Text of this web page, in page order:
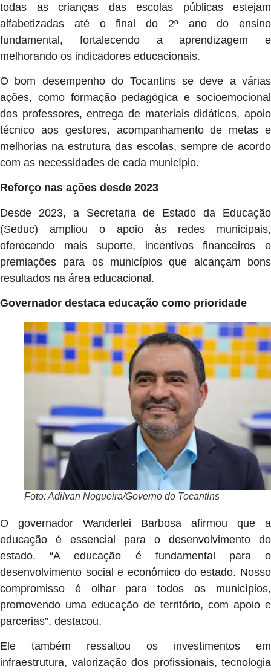
todas as crianças das escolas públicas estejam
alfabetizadas até o final do 2º ano do ensino
fundamental, fortalecendo a aprendizagem e
melhorando os indicadores educacionais.
O bom desempenho do Tocantins se deve a várias
ações, como formação pedagógica e socioemocional
dos professores, entrega de materiais didáticos, apoio
técnico aos gestores, acompanhamento de metas e
melhorias na estrutura das escolas, sempre de acordo
com as necessidades de cada município.
Reforço nas ações desde 2023
Desde 2023, a Secretaria de Estado da Educação
(Seduc) ampliou o apoio às redes municipais,
oferecendo mais suporte, incentivos financeiros e
premiações para os municípios que alcançam bons
resultados na área educacional.
Governador destaca educação como prioridade
Foto: Adilvan Nogueira/Governo do Tocantins
O governador Wanderlei Barbosa afirmou que a
educação é essencial para o desenvolvimento do
estado. “A educação é fundamental para o
desenvolvimento social e econômico do estado. Nosso
compromisso é olhar para todos os municípios,
promovendo uma educação de território, com apoio e
parcerias”, destacou.
Ele também ressaltou os investimentos em
infraestrutura, valorização dos profissionais, tecnologia